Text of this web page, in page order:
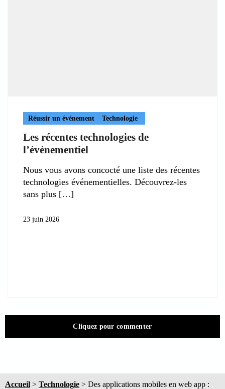
Réussir un événement Technologie
Les récentes technologies de
l’événementiel
Nous vous avons concocté une liste des récentes
technologies événementielles. Découvrez-les
sans plus
23 juin 2026
Cliquez pour commenter
Accueil > Technologie > Des applications mobiles en web app :